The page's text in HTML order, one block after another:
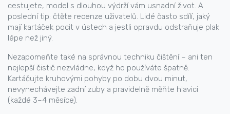
cestujete, model s dlouhou výdrží vám usnadní život. A
poslední tip: čtěte recenze uživatelů. Lidé často sdílí, jaký
mají kartáček pocit v ústech a jestli opravdu odstraňuje plak
lépe než jiný.
Nezapomeňte také na správnou techniku čištění – ani ten
nejlepší čistič nezvládne, když ho používáte špatně.
Kartáčujte kruhovými pohyby po dobu dvou minut,
nevynechávejte zadní zuby a pravidelně měňte hlavici
(každé 3–4 měsíce).